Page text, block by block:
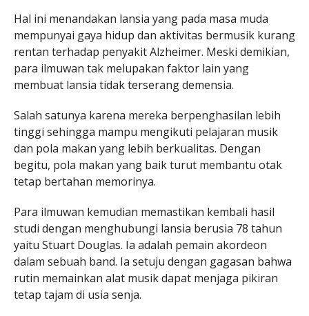
Hal ini menandakan lansia yang pada masa muda
mempunyai gaya hidup dan aktivitas bermusik kurang
rentan terhadap penyakit Alzheimer. Meski demikian,
para ilmuwan tak melupakan faktor lain yang
membuat lansia tidak terserang demensia.
Salah satunya karena mereka berpenghasilan lebih
tinggi sehingga mampu mengikuti pelajaran musik
dan pola makan yang lebih berkualitas. Dengan
begitu, pola makan yang baik turut membantu otak
tetap bertahan memorinya.
Para ilmuwan kemudian memastikan kembali hasil
studi dengan menghubungi lansia berusia 78 tahun
yaitu Stuart Douglas. Ia adalah pemain akordeon
dalam sebuah band. Ia setuju dengan gagasan bahwa
rutin memainkan alat musik dapat menjaga pikiran
tetap tajam di usia senja.